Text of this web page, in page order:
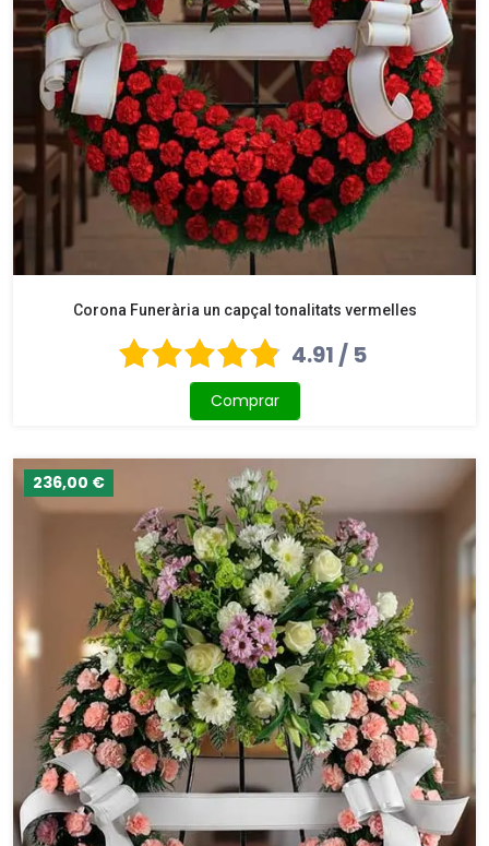
Corona Funerària un capçal tonalitats vermelles
4.91 / 5
Comprar
236,00 €